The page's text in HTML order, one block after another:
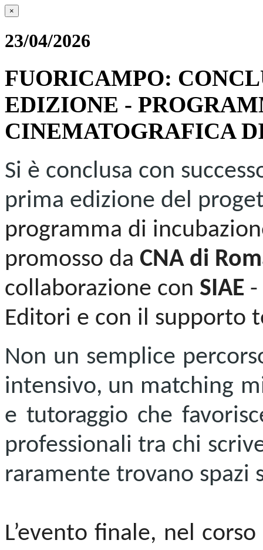
×
23/04/2026
FUORICAMPO:
EDIZIONE -
CINEMATOGRAFICA
Si è conclusa con
prima edizione del
programma di
promosso da CNA di
collaborazione con SIAE -
Editori e con il supporto
Non un semplice
intensivo, un matching
e tutoraggioche
professionali tra chi
raramente trovano
L’evento finale, nel